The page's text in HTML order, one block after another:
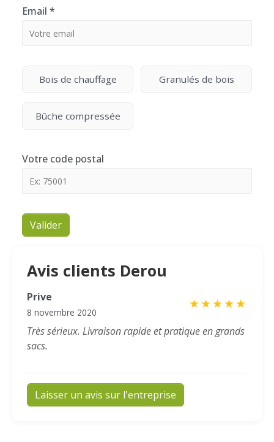
Email *
Bois de chauffage Granulés de bois
Bûche compressée
Votre code postal
Valider
Avis clients Derou
Prive ★★★★★
8 novembre 2020
Très sérieux. Livraison rapide et pratique en grands
sacs.
Laisser un avis sur l'entreprise